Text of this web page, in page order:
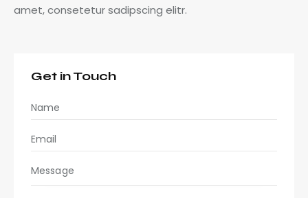
amet, consetetur sadipscing elitr.
Get in Touch